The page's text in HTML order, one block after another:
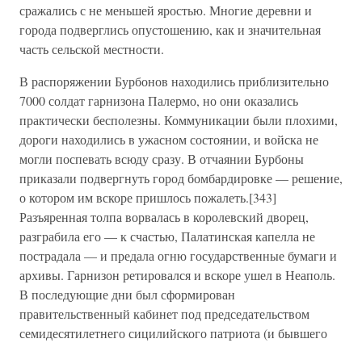
сражались с не меньшей яростью. Многие деревни и
города подверглись опустошению, как и значительная
часть сельской местности.
В распоряжении Бурбонов находились приблизительно
7000 солдат гарнизона Палермо, но они оказались
практически бесполезны. Коммуникации были плохими,
дороги находились в ужасном состоянии, и войска не
могли поспевать всюду сразу. В отчаянии Бурбоны
приказали подвергнуть город бомбардировке — решение,
о котором им вскоре пришлось пожалеть.[343]
Разъяренная толпа ворвалась в королевский дворец,
разграбила его — к счастью, Палатинская капелла не
пострадала — и предала огню государственные бумаги и
архивы. Гарнизон ретировался и вскоре ушел в Неаполь.
В последующие дни был сформирован
правительственный кабинет под председательством
семидесятилетнего сицилийского патриота (и бывшего